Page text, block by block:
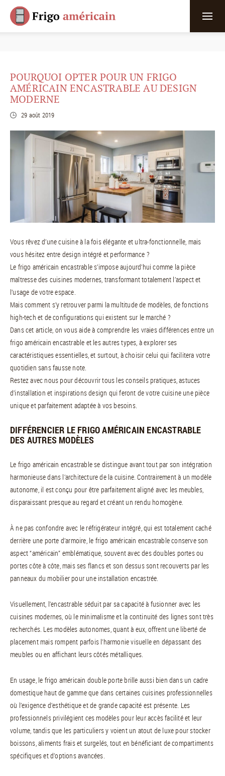
POURQUOI OPTER POUR UN FRIGO
AMÉRICAIN ENCASTRABLE AU DESIGN
MODERNE
29 août 2019
Vous rêvez d’une cuisine à la fois élégante et ultra-fonctionnelle, mais
vous hésitez entre design intégré et performance ?
Le frigo américain encastrable s’impose aujourd’hui comme la pièce
maîtresse des cuisines modernes, transformant totalement l’aspect et
l’usage de votre espace.
Mais comment s’y retrouver parmi la multitude de modèles, de fonctions
high-tech et de configurations qui existent sur le marché ?
Dans cet article, on vous aide à comprendre les vraies différences entre un
frigo américain encastrable et les autres types, à explorer ses
caractéristiques essentielles, et surtout, à choisir celui qui facilitera votre
quotidien sans fausse note.
Restez avec nous pour découvrir tous les conseils pratiques, astuces
d’installation et inspirations design qui feront de votre cuisine une pièce
unique et parfaitement adaptée à vos besoins.
DIFFÉRENCIER LE FRIGO AMÉRICAIN ENCASTRABLE
DES AUTRES MODÈLES
Le frigo américain encastrable se distingue avant tout par son intégration
harmonieuse dans l’architecture de la cuisine. Contrairement à un modèle
autonome, il est conçu pour être parfaitement aligné avec les meubles,
disparaissant presque au regard et créant un rendu homogène.
À ne pas confondre avec le réfrigérateur intégré, qui est totalement caché
derrière une porte d’armoire, le frigo américain encastrable conserve son
aspect “américain” emblématique, souvent avec des doubles portes ou
portes côte à côte, mais ses flancs et son dessus sont recouverts par les
panneaux du mobilier pour une installation encastrée.
Visuellement, l’encastrable séduit par sa capacité à fusionner avec les
cuisines modernes, où le minimalisme et la continuité des lignes sont très
recherchés. Les modèles autonomes, quant à eux, offrent une liberté de
placement mais rompent parfois l’harmonie visuelle en dépassant des
meubles ou en affichant leurs côtés métalliques.
En usage, le frigo américain double porte brille aussi bien dans un cadre
domestique haut de gamme que dans certaines cuisines professionnelles
où l’exigence d’esthétique et de grande capacité est présente. Les
professionnels privilégient ces modèles pour leur accès facilité et leur
volume, tandis que les particuliers y voient un atout de luxe pour stocker
boissons, aliments frais et surgelés, tout en bénéficiant de compartiments
spécifiques et d’options avancées.